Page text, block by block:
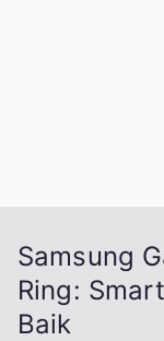
Samsung
Ring:
Baik